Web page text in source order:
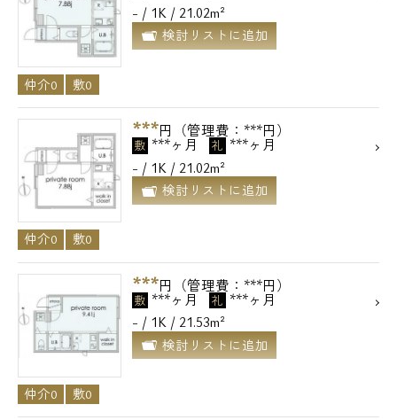
- / 1K / 21.02m²
検討リストに追加
仲介0 敷0
***円（管理費：***円）
敷 ***ヶ月 礼 ***ヶ月
- / 1K / 21.02m²
検討リストに追加
仲介0 敷0
***円（管理費：***円）
敷 ***ヶ月 礼 ***ヶ月
- / 1K / 21.53m²
検討リストに追加
仲介0 敷0